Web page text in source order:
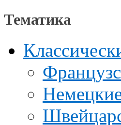
Тематика